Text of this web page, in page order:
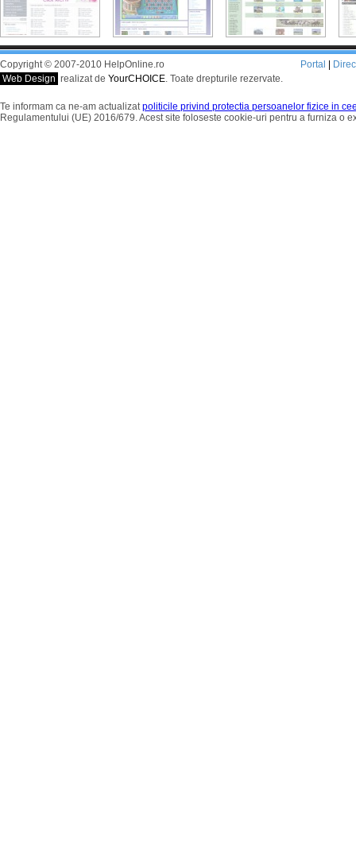
Copyright © 2007-2010 HelpOnline.ro
Web Design realizat de YourCHOICE. Toate drepturile rezervate.
Portal
Te informam ca ne-am actualizatpoliticile privind protectia persoanelor fizice in
Regulamentului (UE) 2016/679. Acest site foloseste cookie-uri pentru a furniza o